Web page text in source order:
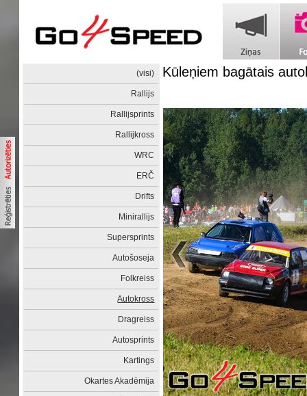
(visi)
Rallijs
Rallijsprints
Rallijkross
WRC
ERČ
Drifts
Minirallijs
Supersprints
Autošoseja
Folkreiss
Autokross
Dragreiss
Autosprints
Kartings
Okartes Akadēmija
Kūleņiem bagātais